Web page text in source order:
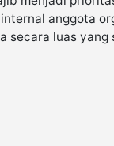
anggota
secara luas yang